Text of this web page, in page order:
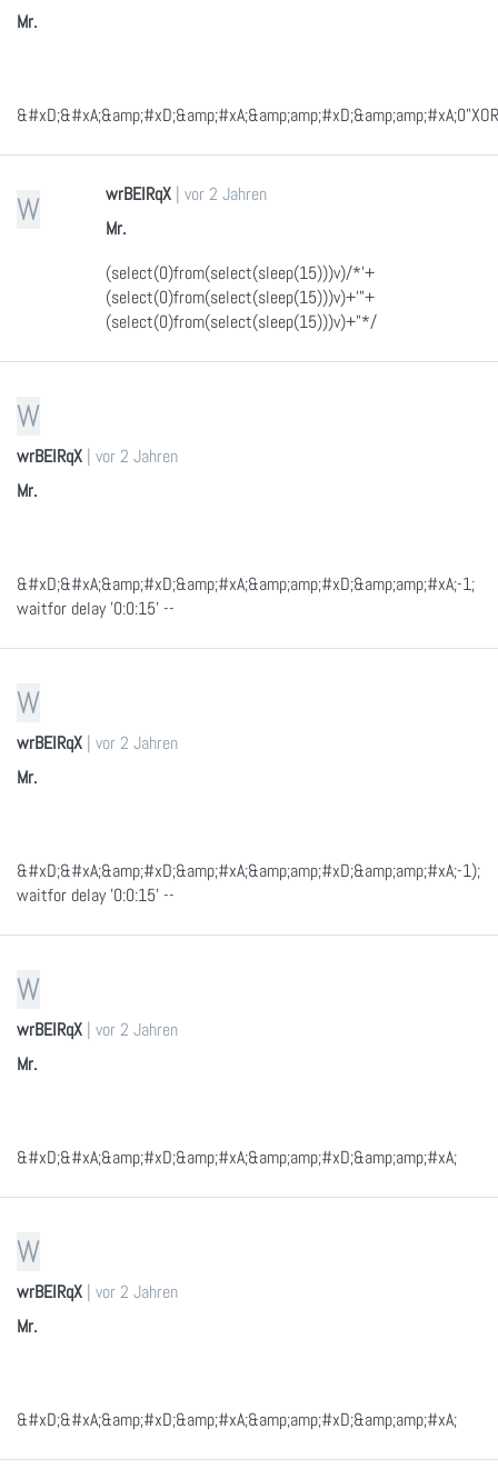
Mr.
W wrBEIRqX | vor 2 Jahren
Mr.
(select(0)from(select(sleep(15)))v)/*'+
(select(0)from(select(sleep(15)))v)+'"+
(select(0)from(select(sleep(15)))v)+"*/
W
wrBEIRqX | vor 2 Jahren
Mr.
&#xD;&#xA;&amp;#xD;&amp;#xA;&amp;amp;#xD;&amp;amp;#xA;-1;
waitfor delay '0:0:15' --
W
wrBEIRqX | vor 2 Jahren
Mr.
&#xD;&#xA;&amp;#xD;&amp;#xA;&amp;amp;#xD;&amp;amp;#xA;-1);
waitfor delay '0:0:15' --
W
wrBEIRqX | vor 2 Jahren
Mr.
&#xD;&#xA;&amp;#xD;&amp;#xA;&amp;amp;#xD;&amp;amp;#xA;
W
wrBEIRqX | vor 2 Jahren
Mr.
&#xD;&#xA;&amp;#xD;&amp;#xA;&amp;amp;#xD;&amp;amp;#xA;